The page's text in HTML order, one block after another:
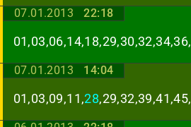
07.01.2013 22:18
01,03,06,14,18,29,30,32,34,36,
07.01.2013 14:04
01,03,09,11,28,29,32,39,41,45,